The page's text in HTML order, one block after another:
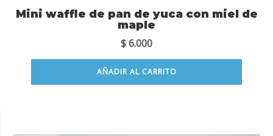
Mini waffle de pan de yuca con miel de
maple
$6.000
AÑADIR AL CARRITO